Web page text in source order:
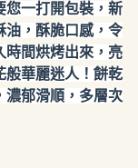
您一打開包裝，新
油，酥脆口感，令
時間烘烤出來，亮
般華麗迷人！餅乾
濃郁滑順，多層次